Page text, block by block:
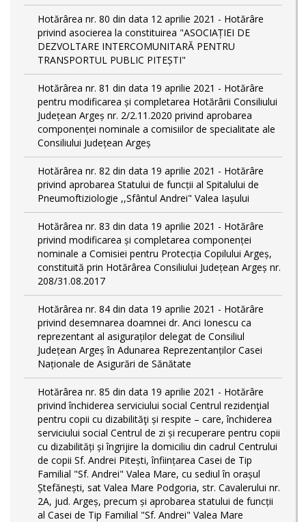
Hotărârea nr. 80 din data 12 aprilie 2021 - Hotărâre
privind asocierea la constituirea "ASOCIAȚIEI DE
DEZVOLTARE INTERCOMUNITARĂ PENTRU
TRANSPORTUL PUBLIC PITEȘTI"
Hotărârea nr. 81 din data 19 aprilie 2021 - Hotărâre
pentru modificarea și completarea Hotărârii Consiliului
Județean Argeș nr. 2/2.11.2020 privind aprobarea
componenței nominale a comisiilor de specialitate ale
Consiliului Județean Argeș
Hotărârea nr. 82 din data 19 aprilie 2021 - Hotărâre
privind aprobarea Statului de funcții al Spitalului de
Pneumoftiziologie ,,Sfântul Andrei" Valea Iașului
Hotărârea nr. 83 din data 19 aprilie 2021 - Hotărâre
privind modificarea și completarea componenței
nominale a Comisiei pentru Protecția Copilului Argeș,
constituită prin Hotărârea Consiliului Județean Argeș nr.
208/31.08.2017
Hotărârea nr. 84 din data 19 aprilie 2021 - Hotărâre
privind desemnarea doamnei dr. Anci Ionescu ca
reprezentant al asiguraților delegat de Consiliul
Județean Argeș în Adunarea Reprezentanților Casei
Naționale de Asigurări de Sănătate
Hotărârea nr. 85 din data 19 aprilie 2021 - Hotărâre
privind închiderea serviciului social Centrul rezidenţial
pentru copii cu dizabilităţi și respite – care, închiderea
serviciului social Centrul de zi și recuperare pentru copii
cu dizabilități și îngrijire la domiciliu din cadrul Centrului
de copii Sf. Andrei Pitești, înființarea Casei de Tip
Familial "Sf. Andrei" Valea Mare, cu sediul în orașul
Ștefănești, sat Valea Mare Podgoria, str. Cavalerului nr.
2A, jud. Argeș, precum și aprobarea statului de funcții
al Casei de Tip Familial "Sf. Andrei" Valea Mare